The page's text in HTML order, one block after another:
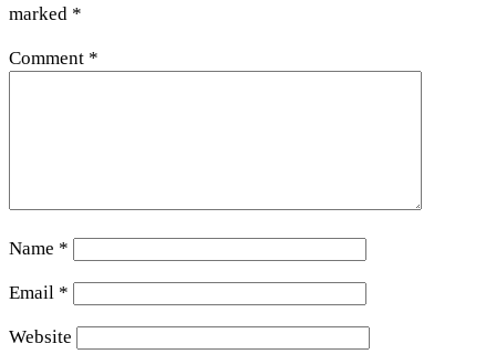
marked *
Comment *
Name *
Email *
Website